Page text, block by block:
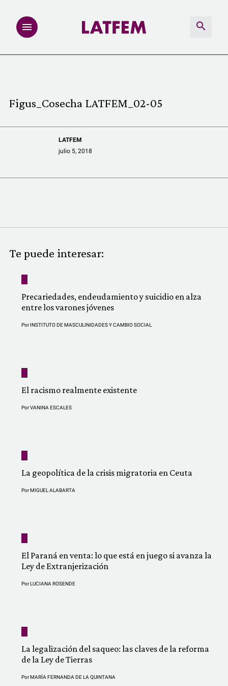
REDACCIÓN ABIERTA
LATFEMLAB.
QUIÉNES SOMOS
Figus_Cosecha LATFEM_02-05
LATFEM
julio 5, 2018
Te puede interesar:
Precariedades, endeudamiento y suicidio en alza
entre los varones jóvenes
PorINSTITUTO DE MASCULINIDADES Y CAMBIO SOCIAL
El racismo realmente existente
PorVANINA ESCALES
La geopolítica de la crisis migratoria en Ceuta
PorMIGUEL ALABARTA
El Paraná en venta: lo que está en juego si avanza la
Ley de Extranjerización
PorLUCIANA ROSENDE
La legalización del saqueo: las claves de la reforma
de la Ley de Tierras
PorMARÍA FERNANDA DE LA QUINTANA